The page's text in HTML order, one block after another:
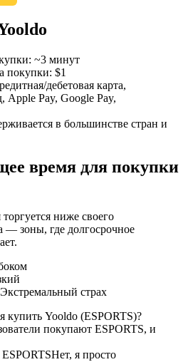
форекс, драгоценные металлы и
USDC в качестве
: ~3 минут
покупки: $1
дебетовая карта,
Apple Pay, Google Pay,
в большинстве стран и
время для покупки
ниже своего
— зоны, где долгосрочное
Экстремальный страх
купить Yooldo (ESPORTS)?
покупают ESPORTS, и
Нет, я просто